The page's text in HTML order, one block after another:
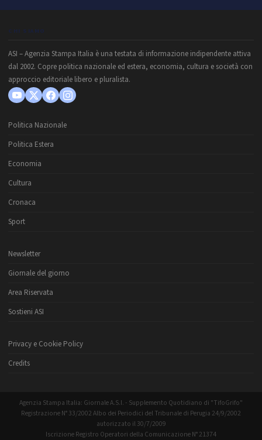
CHI SIAMO
ASI – Agenzia Stampa Italia è una testata di informazione indipendente attiva
dal 2002. Copre politica nazionale ed estera, economia, cultura e società con
approccio editoriale libero e pluralista.
Politica Nazionale
Politica Estera
Economia
Cultura
Cronaca
Sport
Newsletter
Giornale del giorno
Area Riservata
Sostieni ASI
Privacy e Cookie Policy
Credits
Agenzia Stampa Italia: Giornale A.S.I. - Supplemento Quotidiano di "TifoGrifo"
Registrazione N° 33/2002 Albo dei Periodici del Tribunale di Perugia 24/9/2002
autorizzato il 30/7/2009
Iscrizione Registro Operatori della Comunicazione N° 21374